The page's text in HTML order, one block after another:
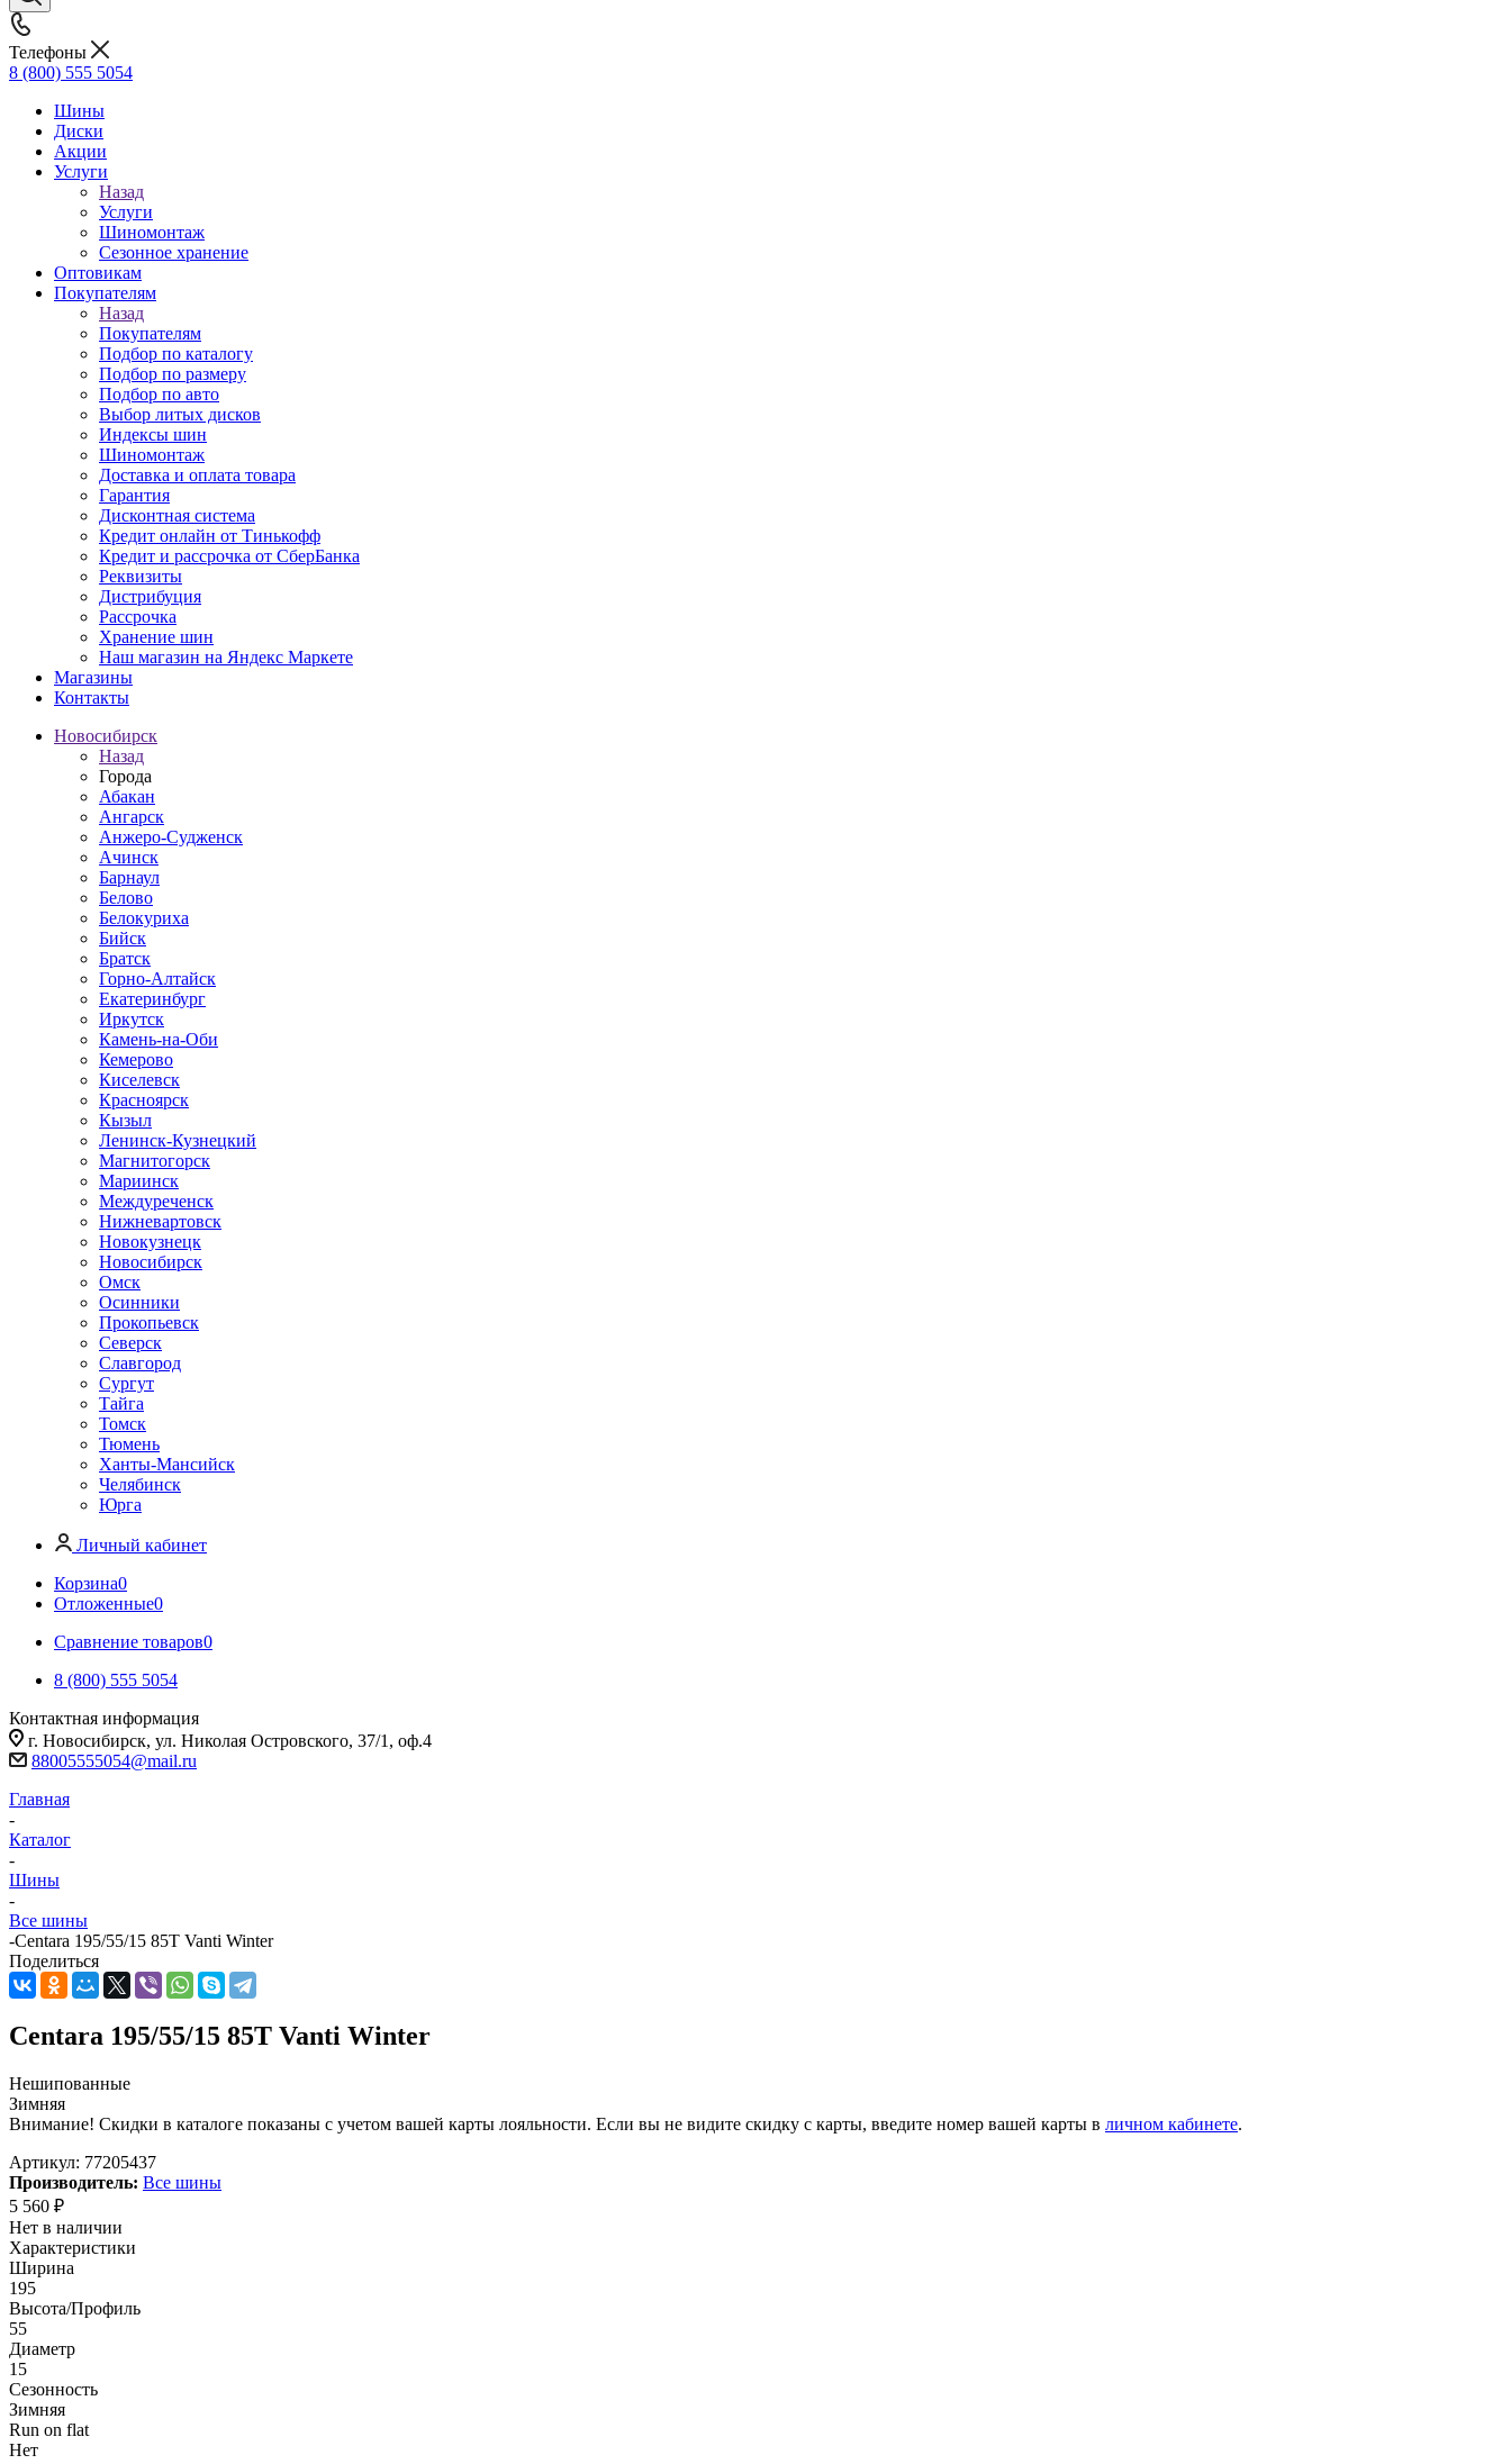
Телефоны
8 (800) 555 5054
Шины
Диски
Акции
Услуги
Назад
Услуги
Шиномонтаж
Сезонное хранение
Оптовикам
Покупателям
Назад
Покупателям
Подбор по каталогу
Подбор по размеру
Подбор по авто
Выбор литых дисков
Индексы шин
Шиномонтаж
Доставка и оплата товара
Гарантия
Дисконтная система
Кредит онлайн от Тинькофф
Кредит и рассрочка от СберБанка
Реквизиты
Дистрибуция
Рассрочка
Хранение шин
Наш магазин на Яндекс Маркете
Магазины
Контакты
Новосибирск
Назад
Города
Абакан
Ангарск
Анжеро-Судженск
Ачинск
Барнаул
Белово
Белокуриха
Бийск
Братск
Горно-Алтайск
Екатеринбург
Иркутск
Камень-на-Оби
Кемерово
Киселевск
Красноярск
Кызыл
Ленинск-Кузнецкий
Магнитогорск
Мариинск
Междуреченск
Нижневартовск
Новокузнецк
Новосибирск
Омск
Осинники
Прокопьевск
Северск
Славгород
Сургут
Тайга
Томск
Тюмень
Ханты-Мансийск
Челябинск
Юрга
Личный кабинет
Корзина0
Отложенные0
Сравнение товаров0
8 (800) 555 5054
Контактная информация
г. Новосибирск, ул. Николая Островского, 37/1, оф.4
88005555054@mail.ru
Главная
-
Каталог
-
Шины
-
Все шины
-Centara 195/55/15 85T Vanti Winter
Поделиться
Centara 195/55/15 85T Vanti Winter
Нешипованные
Зимняя
Внимание! Скидки в каталоге показаны с учетом вашей карты лояльности. Если вы не видите скидку с карты, введите номер вашей карты в личном кабинете.
Артикул: 77205437
Производитель: Все шины
5 560 ₽
Нет в наличии
Характеристики
Ширина
195
Высота/Профиль
55
Диаметр
15
Сезонность
Зимняя
Run on flat
Нет